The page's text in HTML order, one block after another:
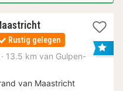
1
nacht
vanaf
115,30
Rustig gelegen
· 13.5 km van Gulpen-
van Maastricht